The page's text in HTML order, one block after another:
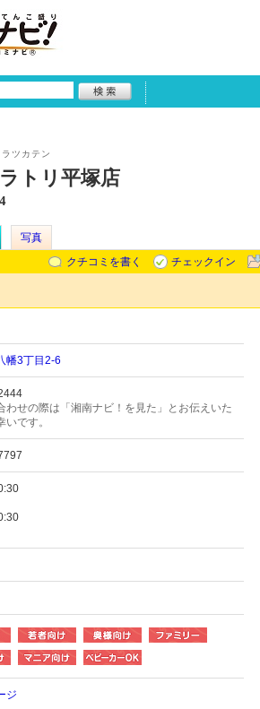
ツカテン
トリ平塚店
写真
クチコミを書く
チェックイン
幡3丁目2-6
わせの際は「湘南ナビ！を見た」とお伝えいた
いです。
ジ